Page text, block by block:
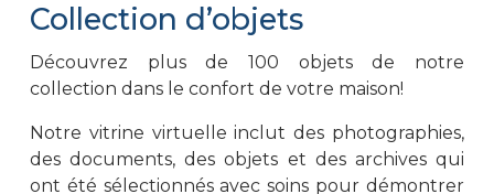
Collection d’objets
Découvrez plus de 100 objets de notre
collection dans le confort de votre maison!
Notre vitrine virtuelle inclut des photographies,
des documents, des objets et des archives qui
ont été sélectionnés avec soins pour démontrer